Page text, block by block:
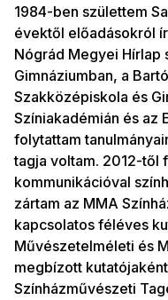
1984-ben születtem
évektől előadásokról
Nógrád Megyei Hírlap
Gimnáziumban, a
Szakközépiskola és
Színiakadémián és az
folytattam
tagja voltam. 2012-től
kommunikációval
zártam az MMA
kapcsolatos féléves
Művészetelméleti és
megbízott
Színházművészeti